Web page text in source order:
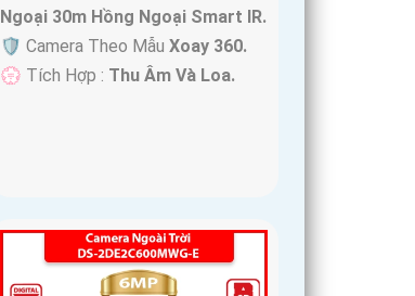
Ngoại 30m Hồng Ngoại Smart IR.
🛡 Camera Theo MẫuXoay 360.
️💮 Tích Hợp : Thu Âm Và Loa.